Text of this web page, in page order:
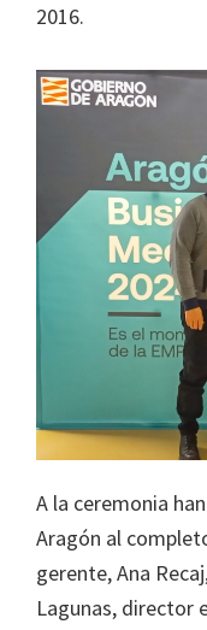
2016.
A la ceremonia
Aragón al
gerente, Ana
Lagunas, director